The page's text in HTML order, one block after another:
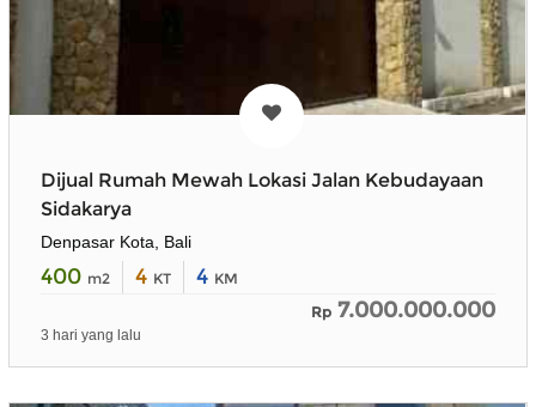
Dijual Rumah Mewah Lokasi Jalan Kebudayaan
Sidakarya
Denpasar Kota, Bali
400 m2 4 KT 4 KM
Rp 7.000.000.000
3 hari yang lalu